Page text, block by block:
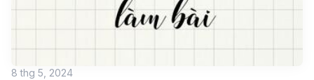
8 thg 5, 2024